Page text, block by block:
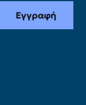
Εγγραφή